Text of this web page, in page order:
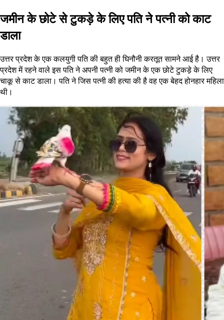
जमीन के छोटे से टुकड़े के लिए पति ने पत्नी को काट
डाला
उत्तर प्रदेश के एक कलयुगी पति की बहुत ही घिनौनी करतूत सामने आई है। उत्तर
प्रदेश में रहने वाले इस पति ने अपनी पत्नी को जमीन के एक छोटे टुकड़े के लिए
चाकू से काट डाला। पति ने जिस पत्नी की हत्या की है वह एक बेहद होनहार महिला
थी।